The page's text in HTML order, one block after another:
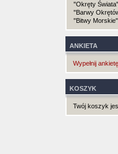
"Okręty Świata"
"Barwy
"Bitwy Morskie"
ANKIETA
Wypełnij ankietę
KOSZYK
Twój koszyk